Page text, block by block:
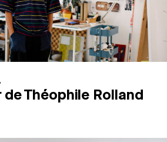
de Théophile Rolland